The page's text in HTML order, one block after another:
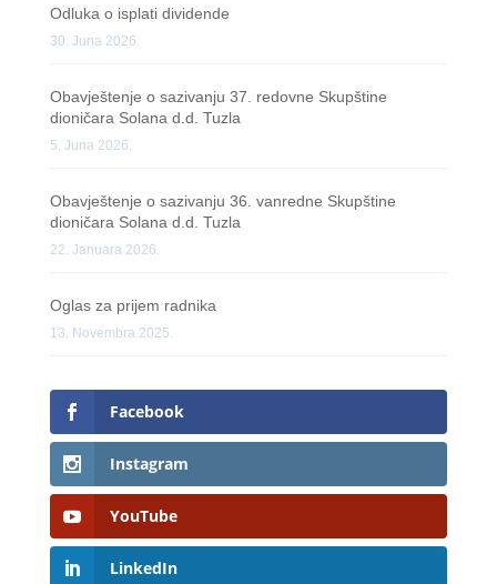
Odluka o isplati dividende
30. Juna 2026.
Obavještenje o sazivanju 37. redovne Skupštine
dioničara Solana d.d. Tuzla
5. Juna 2026.
Obavještenje o sazivanju 36. vanredne Skupštine
dioničara Solana d.d. Tuzla
22. Januara 2026.
Oglas za prijem radnika
13. Novembra 2025.
Facebook
Instagram
YouTube
LinkedIn